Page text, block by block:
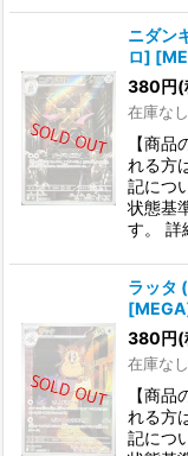
ニダン
ロ]
380円(
在庫なし
【商
れる方
記につ
状態基
す。
ラッタ
380円(
在庫なし
【商
れる方
記につ